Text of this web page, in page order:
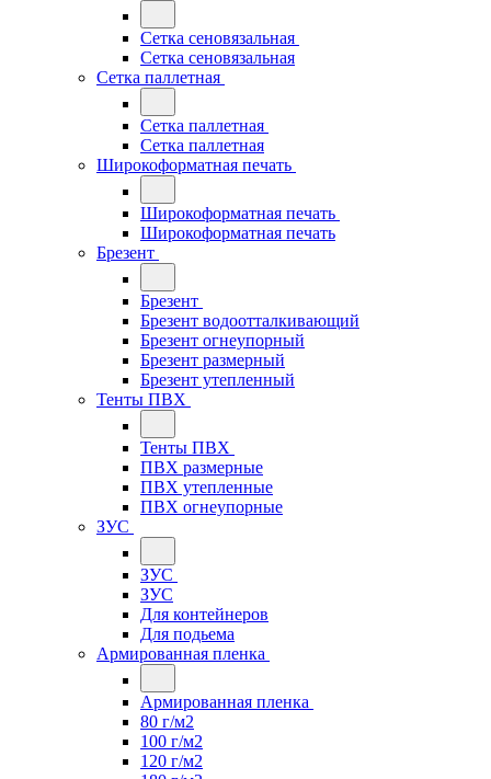
Сетка сеновязальная
Сетка сеновязальная
Сетка паллетная
Сетка паллетная
Сетка паллетная
Широкоформатная печать
Широкоформатная печать
Широкоформатная печать
Брезент
Брезент
Брезент водоотталкивающий
Брезент огнеупорный
Брезент размерный
Брезент утепленный
Тенты ПВХ
Тенты ПВХ
ПВХ размерные
ПВХ утепленные
ПВХ огнеупорные
ЗУС
ЗУС
ЗУС
Для контейнеров
Для подьема
Армированная пленка
Армированная пленка
80 г/м2
100 г/м2
120 г/м2